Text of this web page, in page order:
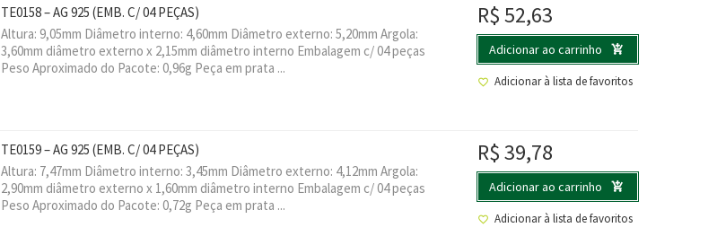
TE0158 – AG 925 (EMB. C/ 04 PEÇAS)
Altura: 9,05mm Diâmetro interno: 4,60mm Diâmetro externo: 5,20mm Argola:
3,60mm diâmetro externo x 2,15mm diâmetro interno Embalagem c/ 04 peças
Peso Aproximado do Pacote: 0,96g Peça em prata ...
R$52,63
Adicionar ao carrinho
Adicionar à lista de favoritos
TE0159 – AG 925 (EMB. C/ 04 PEÇAS)
Altura: 7,47mm Diâmetro interno: 3,45mm Diâmetro externo: 4,12mm Argola:
2,90mm diâmetro externo x 1,60mm diâmetro interno Embalagem c/ 04 peças
Peso Aproximado do Pacote: 0,72g Peça em prata ...
R$39,78
Adicionar ao carrinho
Adicionar à lista de favoritos